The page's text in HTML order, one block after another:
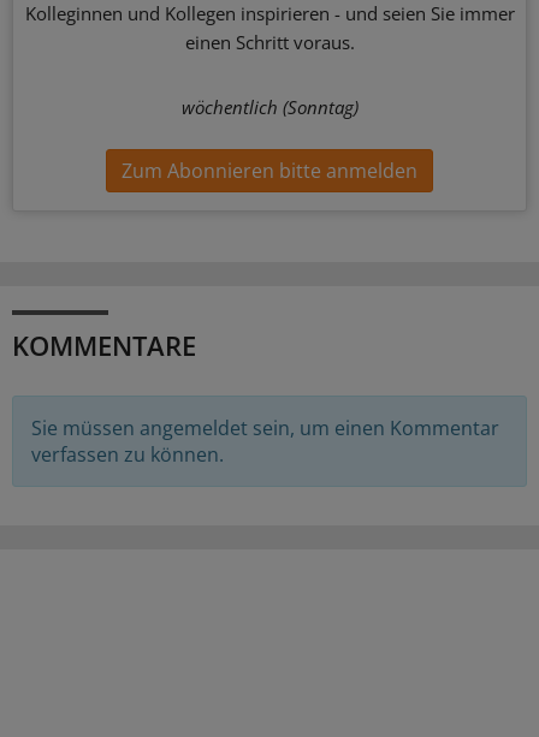
Kolleginnen und Kollegen inspirieren - und seien Sie immer
einen Schritt voraus.
wöchentlich (Sonntag)
Zum Abonnieren bitte anmelden
KOMMENTARE
Sie müssen angemeldet sein, um einen Kommentar
verfassen zu können.